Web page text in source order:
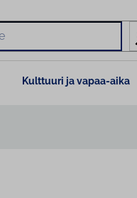
Kulttuuri ja vapaa-aika